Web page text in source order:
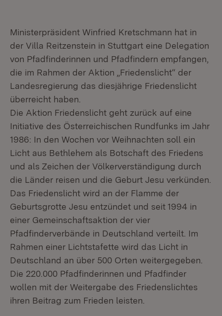
Ministerpräsident Winfried Kretschmann hat in
der Villa Reitzenstein in Stuttgart eine Delegation
von Pfadfinderinnen und Pfadfindern empfangen,
die im Rahmen der Aktion „Friedenslicht“ der
Landesregierung das diesjährige Friedenslicht
überreicht haben.
Die Aktion Friedenslicht geht zurück auf eine
Initiative des Österreichischen Rundfunks im Jahr
1986: In den Wochen vor Weihnachten soll ein
Licht aus Bethlehem als Botschaft des Friedens
und als Zeichen der Völkerverständigung durch
die Länder reisen und die Geburt Jesu verkünden.
Das Friedenslicht wird an der Flamme der
Geburtsgrotte Jesu entzündet und seit 1994 in
einer Gemeinschaftsaktion der vier
Pfadfinderverbände in Deutschland verteilt. Im
Rahmen einer Lichtstafette wird das Licht in
Deutschland an über 500 Orten weitergegeben.
Die 220.000 Pfadfinderinnen und Pfadfinder
wollen mit der Weitergabe des Friedenslichtes
ihren Beitrag zum Frieden leisten.